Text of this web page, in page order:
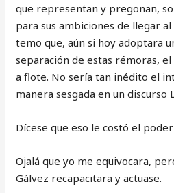
que representan y pregonan,
para sus ambiciones de llegar
temo que, aún si hoy adoptara
separación de estas rémoras,
a flote. No sería tan inédito el
manera sesgada en un discurso
Dícese que eso le costó el
Ojalá que yo me equivocara,
Gálvez recapacitara y actuase.